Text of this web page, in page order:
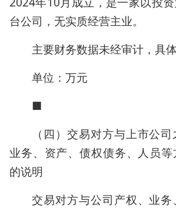
台公司，无实质经营主业。
主要财务数据未经审计，具
单位：万元
■
（四）交易对方与上市公司
业务、资产、债权债务、人员
的说明
交易对方与公司产权、业